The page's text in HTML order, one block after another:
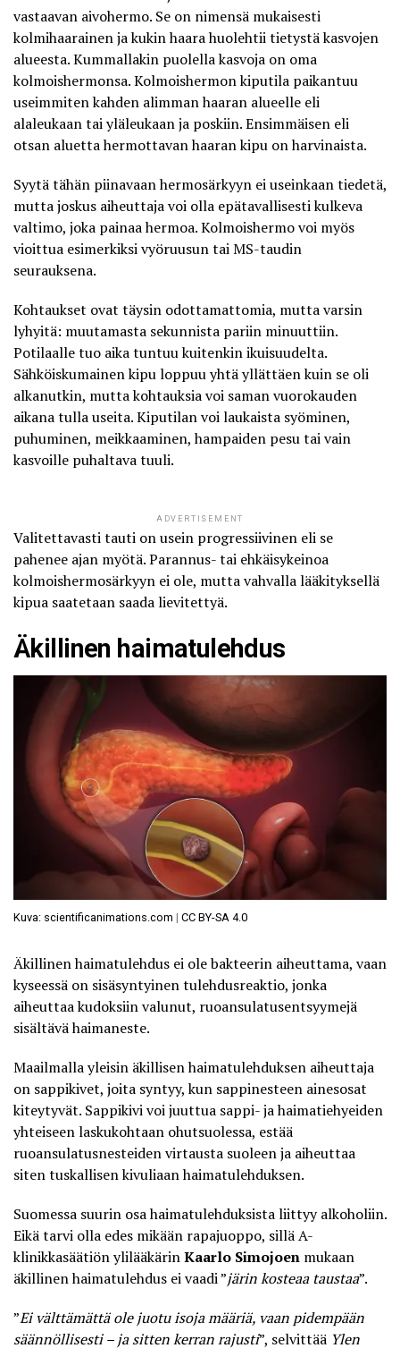
vastaavan aivohermo. Se on nimensä mukaisesti
kolmihaarainen ja kukin haara huolehtii tietystä kasvojen
alueesta. Kummallakin puolella kasvoja on oma
kolmoishermonsa. Kolmoishermon kiputila paikantuu
useimmiten kahden alimman haaran alueelle eli
alaleukaan tai yläleukaan ja poskiin. Ensimmäisen eli
otsan aluetta hermottavan haaran kipu on harvinaista.
Syytä tähän piinavaan hermosärkyyn ei useinkaan tiedetä,
mutta joskus aiheuttaja voi olla epätavallisesti kulkeva
valtimo, joka painaa hermoa. Kolmoishermo voi myös
vioittua esimerkiksi vyöruusun tai MS-taudin
seurauksena.
Kohtaukset ovat täysin odottamattomia, mutta varsin
lyhyitä: muutamasta sekunnista pariin minuuttiin.
Potilaalle tuo aika tuntuu kuitenkin ikuisuudelta.
Sähköiskumainen kipu loppuu yhtä yllättäen kuin se oli
alkanutkin, mutta kohtauksia voi saman vuorokauden
aikana tulla useita.Kiputilan voi laukaista syöminen,
puhuminen, meikkaaminen, hampaiden pesu tai vain
kasvoille puhaltava tuuli.
ADVERTISEMENT
Valitettavasti tauti on usein progressiivinen eli se
pahenee ajan myötä. Parannus- tai ehkäisykeinoa
kolmoishermosärkyyn ei ole, mutta vahvalla lääkityksellä
kipua saatetaan saada lievitettyä.
Äkillinen haimatulehdus
Kuva: scientificanimations.com | CC BY-SA 4.0
Äkillinen haimatulehdus ei ole bakteerin aiheuttama, vaan
kyseessä on sisäsyntyinen tulehdusreaktio, jonka
aiheuttaa kudoksiin valunut, ruoansulatusentsyymejä
sisältävä haimaneste.
Maailmalla yleisin äkillisenhaimatulehduksen aiheuttaja
on sappikivet, joita syntyy, kun sappinesteen ainesosat
kiteytyvät. Sappikivi voi juuttua sappi- ja haimatiehyeiden
yhteiseen laskukohtaan ohutsuolessa, estää
ruoansulatusnesteiden virtausta suoleen ja aiheuttaa
siten tuskallisen kivuliaan haimatulehduksen.
Suomessa suurin osa haimatulehduksista liittyy alkoholiin.
Eikä tarvi olla edes mikään rapajuoppo, sillä A-
klinikkasäätiön ylilääkärinKaarlo Simojoen mukaan
äkillinen haimatulehdus ei vaadi ”järin kosteaa taustaa”.
”Ei välttämättä ole juotu isoja määriä, vaan pidempään
säännöllisesti – ja sitten kerran rajusti”, selvittää Ylen